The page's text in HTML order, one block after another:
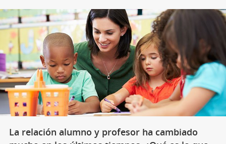
La relación alumno y profesor ha cambiado